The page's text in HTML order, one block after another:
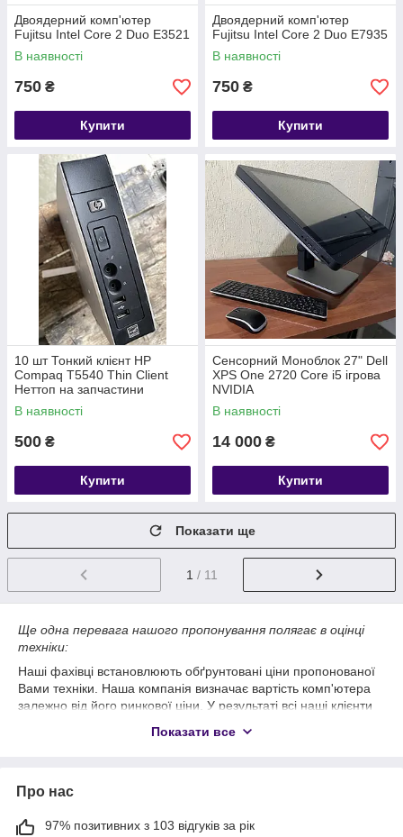
Двоядерний комп'ютер
Fujitsu Intel Core 2 Duo E3521
В наявності
750 ₴
Купити
Двоядерний комп'ютер
Fujitsu Intel Core 2 Duo E7935
В наявності
750 ₴
Купити
10 шт Тонкий клієнт HP
Compaq T5540 Thin Client
Неттоп на запчастини
В наявності
500 ₴
Купити
Сенсорний Моноблок 27" Dell
XPS One 2720 Core i5 ігрова
NVIDIA
В наявності
14 000 ₴
Купити
Показати ще
1 / 11
Ще одна перевага нашого пропонування полягає в оцінці
техніки:
Наші фахівці встановлюють обґрунтовані ціни пропонованої
Вами техніки. Наша компанія визначає вартість комп'ютера
залежно від його ринкової ціни. У результаті всі наші клієнти
результат продажу. Уцінена техніка теж доступна для купівлі.
установленні обладнання останньої версії. Якщо ж Ви
в якості роботи.
Показати все
Про нас
97% позитивних з 103 відгуків за рік